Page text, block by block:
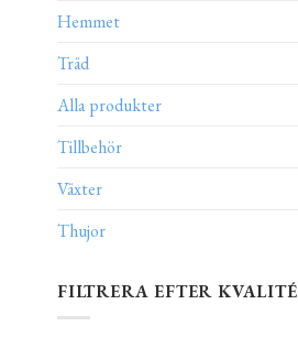
Hemmet
Träd
Alla produkter
Tillbehör
Växter
Thujor
FILTRERA EFTER KVALITÉ